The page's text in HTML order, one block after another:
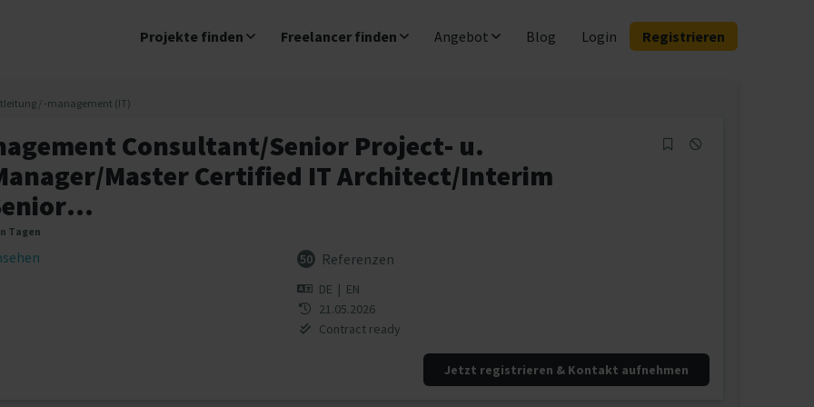
Projekte finden Freelancer finden Angebot Blog Login Registrieren
/ -management (IT)
Consultant/Senior Project- u.
Master Certified IT Architect/Interim
Tagen
50 Referenzen
DE | EN
21.05.2026
Contract ready
Jetzt registrieren & Kontakt aufnehmen